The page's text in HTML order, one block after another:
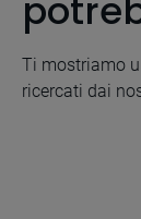
Ti mostriamo
ricercati dai